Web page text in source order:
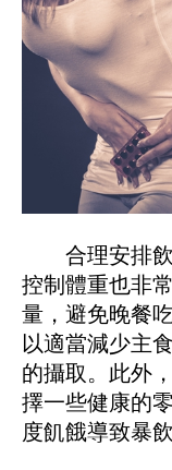
合理安排飲
控制體重也非
量，避免晚餐
以適當減少主
的攝取。此外
擇一些健康的
度飢餓導致暴飲